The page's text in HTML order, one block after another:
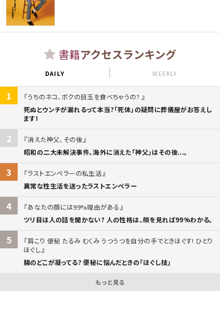
書籍アクセスランキング
DAILY WEEKLY
1
うちのネコ、ボクの目玉を食べちゃうの?
死ぬとウンチが漏れるって本当?「死体」の疑問に葬儀屋がお答えし
ます!
2
消えた神父、その後
昭和の二大未解決事件。海外に消えた「神父」はその後...。
3
ラストエンペラーの私生活
異常な性生活を送ったラストエンペラー
4
あなたの顔には99%理由がある
ツリ目は人の話を聞かない? 人の性格は、顔を見れば99%わかる。
5
肩こり 便秘 たるみ むくみ うつうつを自分の手でときほぐす! ひとり
ほぐし
腸のどこが凝ってる? 便秘に悩んだときの「ほぐし技」
もっと見る